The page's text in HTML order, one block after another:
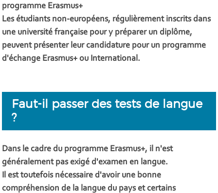
programme Erasmus+
Les étudiants non-européens, régulièrement inscrits dans
une université française pour y préparer un diplôme,
peuvent présenter leur candidature pour un programme
d'échange Erasmus+ ou International.
Faut-il passer des tests de langue
?
Dans le cadre du programme Erasmus+, il n'est
généralement pas exigé d'examen en langue.
Il est toutefois nécessaire d'avoir une bonne
compréhension de la langue du pays et certains